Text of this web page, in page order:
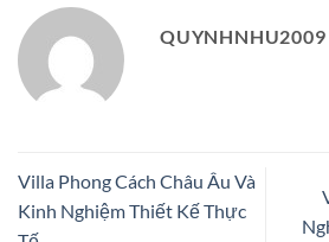
QUYNHNHU2009
Villa Phong Cách Châu Âu Và
Kinh Nghiệm Thiết Kế Thực